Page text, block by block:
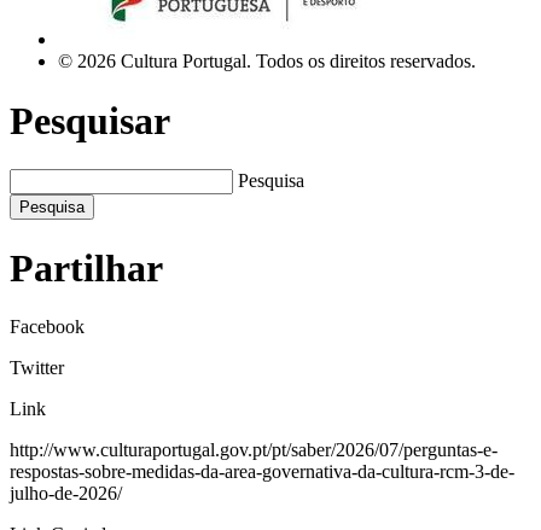
© 2026 Cultura Portugal. Todos os direitos reservados.
Pesquisar
Pesquisa
Pesquisa
Partilhar
Facebook
Twitter
Link
http://www.culturaportugal.gov.pt/pt/saber/2026/07/perguntas-e-
respostas-sobre-medidas-da-area-governativa-da-cultura-rcm-3-de-
julho-de-2026/